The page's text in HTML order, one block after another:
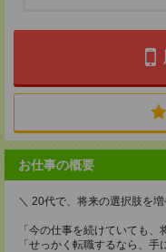
お仕事の概要
＼ 20代で、将来の選択肢を
「今の仕事を続けていても
「せっかく転職するなら、手